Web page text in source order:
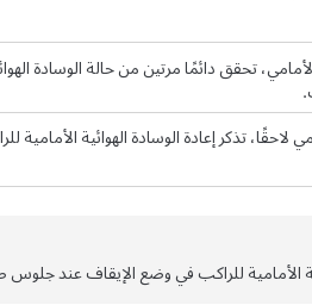
تحقق دائمًا مرتين من حالة الوسادة
تذكر إعادة الوسادة الهوائية الأمامية
الأمامية للراكب في وضع الإيقاف عند